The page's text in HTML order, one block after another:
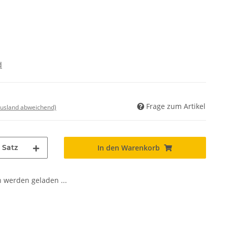
abweichend) Frage zum Artikel
Satz In den Warenkorb
werden geladen ...